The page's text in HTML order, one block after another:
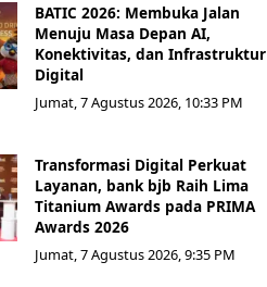
BATIC 2026: Membuka Jalan
Menuju Masa Depan AI,
Konektivitas, dan Infrastruktur
Digital
Jumat, 7 Agustus 2026, 10:33 PM
Transformasi Digital Perkuat
Layanan, bank bjb Raih Lima
Titanium Awards pada PRIMA
Awards 2026
Jumat, 7 Agustus 2026, 9:35 PM